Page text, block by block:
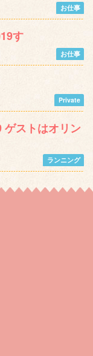
お仕事
す
お仕事
Private
ゲストはオリン
ランニング